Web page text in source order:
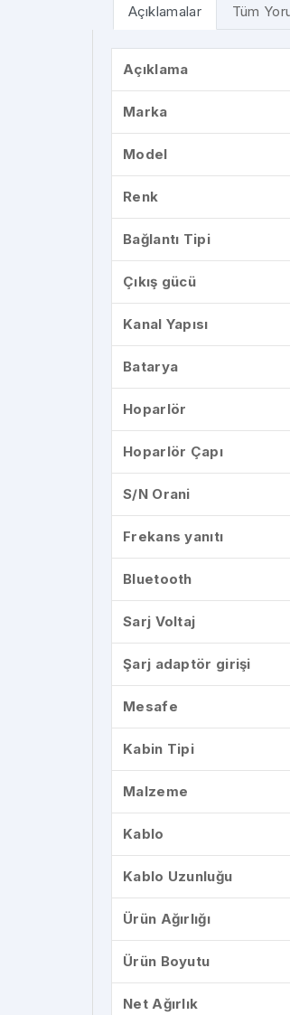
Açıklamalar Tüm
Açıklama
Marka
Model
Renk
Bağlantı Tipi
Çıkış gücü
Kanal Yapısı
Batarya
Hoparlör
Hoparlör Çapı
S/N Orani
Frekans yanıtı
Bluetooth
Sarj Voltaj
Şarj adaptör girişi
Mesafe
Kabin Tipi
Malzeme
Kablo
Kablo Uzunluğu
Ürün Ağırlığı
Ürün Boyutu
Net Ağırlık